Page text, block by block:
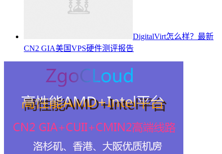
DigitalVirt怎么样？最新
CN2 GIA美国VPS硬件测评报告